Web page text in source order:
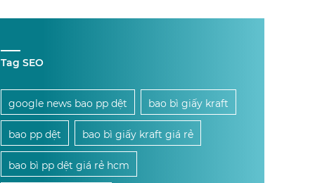
Tag SEO
google news bao pp dệt bao bì giấy kraft
bao pp dệt bao bì giấy kraft giá rẻ
bao bì pp dệt giá rẻ hcm